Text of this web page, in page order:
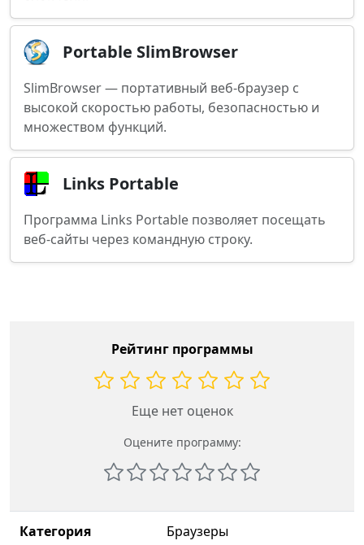
Portable SlimBrowser
SlimBrowser — портативный веб-браузер с
высокой скоростью работы, безопасностью и
множеством функций.
Links Portable
Программа Links Portable позволяет посещать
веб-сайты через командную строку.
Рейтинг программы
Еще нет оценок
Оцените программу:
Категория Браузеры